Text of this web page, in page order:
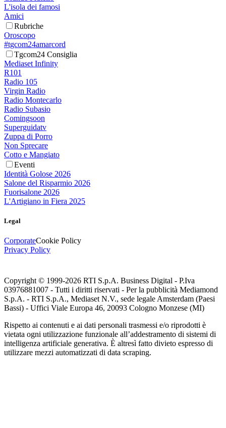
L'isola dei famosi
Amici
Rubriche
Oroscopo
#tgcom24amarcord
Tgcom24 Consiglia
Mediaset Infinity
R101
Radio 105
Virgin Radio
Radio Montecarlo
Radio Subasio
Comingsoon
Superguidatv
Zuppa di Porro
Non Sprecare
Cotto e Mangiato
Eventi
Identità Golose 2026
Salone del Risparmio 2026
Fuorisalone 2026
L'Artigiano in Fiera 2025
Legal
CorporateCookie Policy
Privacy Policy
Copyright © 1999-2026 RTI S.p.A. Business Digital - P.Iva
03976881007 - Tutti i diritti riservati - Per la pubblicità Mediamond
S.p.A. - RTI S.p.A., Mediaset N.V., sede legale Amsterdam (Paesi
Bassi) - Uffici Viale Europa 46, 20093 Cologno Monzese (MI)
Rispetto ai contenuti e ai dati personali trasmessi e/o riprodotti è
vietata ogni utilizzazione funzionale all’addestramento di sistemi di
intelligenza artificiale generativa. È altresì fatto divieto espresso di
utilizzare mezzi automatizzati di data scraping.